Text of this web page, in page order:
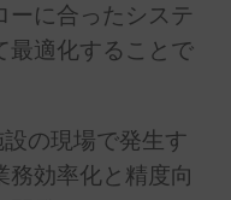
ーに合ったシステ
最適化することで
の現場で発生す
務効率化と精度向